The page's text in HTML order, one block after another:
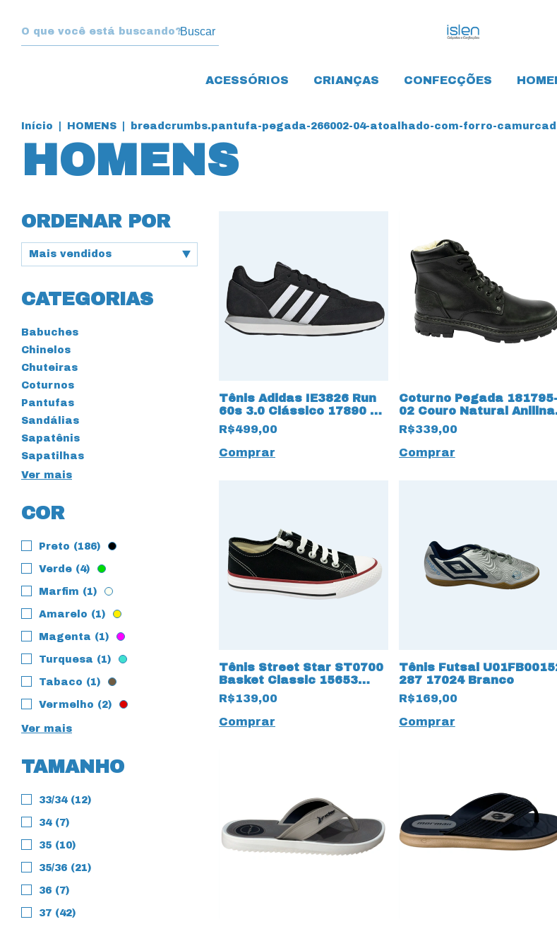
Buscar
ACESSÓRIOS CRIANÇAS CONFECÇÕES
Início HOMENS breadcrumbs.pantufa-pegada-266002-04-atoalhado-com-forro-
HOMENS
ORDENAR POR
CATEGORIAS
Babuches
Chinelos
Chuteiras
Coturnos
Pantufas
Sandálias
Sapatênis
Sapatilhas
Ver mais
COR
Preto (186)
Verde (4)
Marfim (1)
Amarelo (1)
Magenta (1)
Turquesa (1)
Tabaco (1)
Vermelho (2)
Ver mais
TAMANHO
33/34 (12)
34 (7)
35 (10)
35/36 (21)
36 (7)
37 (42)
Tênis Adidas IE3826 Run
60s 3.0 Clássico 17890 3
Listras
R$499,00
Comprar
Coturno Pegada 181795-
02 Couro Natural Anilina
com Forro em lã 15446
Preto
R$339,00
Comprar
Tênis Street Star ST0700
Basket Classic 15653
Preto
R$139,00
Comprar
Tênis Futsal
287 17024 Branco
R$169,00
Comprar